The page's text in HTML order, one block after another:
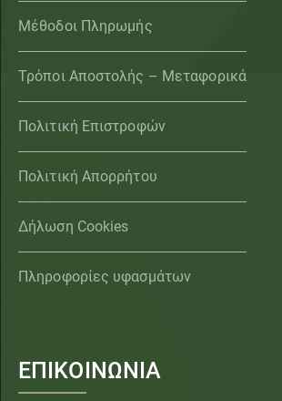
Μέθοδοι Πληρωμής
Τρόποι Αποστολής – Μεταφορικά
Πολιτική Επιστροφών
Πολιτική Απορρήτου
Δήλωση Cookies
Πληροφορίες υφασμάτων
ΕΠΙΚΟΙΝΩΝΙΑ